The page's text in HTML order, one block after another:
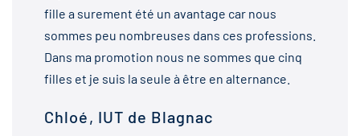
fille a surement été un avantage car nous
sommes peu nombreuses dans ces professions.
Dans ma promotion nous ne sommes que cinq
filles et je suis la seule à être en alternance.
Chloé, IUT de Blagnac